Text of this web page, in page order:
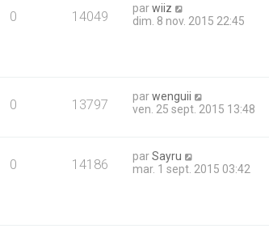
0 14049 parwiiz
dim. 8 nov. 2015 22:45
0 13797 parwenguii
ven. 25 sept. 2015 13:48
0 14186 parSayru
mar. 1 sept. 2015 03:42